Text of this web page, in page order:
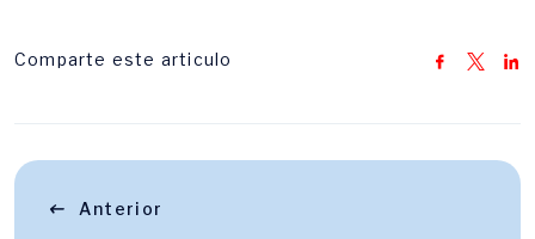
Comparte este articulo
Anterior